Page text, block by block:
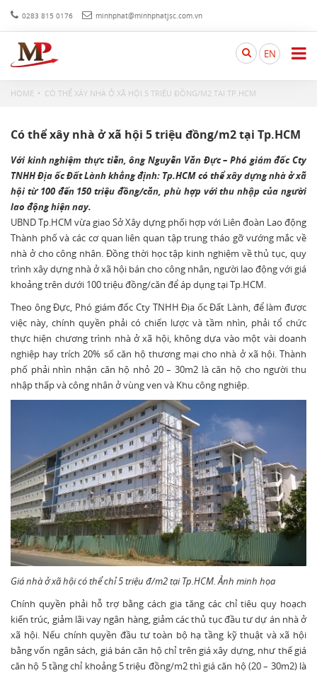
0283 815 0176 minhphat@minhphatjsc.com.vn
EN
Search
here...
HOME CÓ THỂ XÂY NHÀ Ở XÃ HỘI 5 TRIỆU ĐỒNG/M2 TẠI TP.HCM
Có thể xây nhà ở xã hội 5 triệu đồng/m2 tại Tp.HCM
Với kinh nghiệm thực tiễn, ông Nguyễn Văn Đực – Phó giám đốc Cty
TNHH Địa ốc Đất Lành khẳng định: Tp.HCM có thể xây dựng nhà ở xã
hội từ 100 đến 150 triệu đồng/căn, phù hợp với thu nhập của người
lao động hiện nay.
UBND Tp.HCM vừa giao Sở Xây dựng phối hợp với Liên đoàn Lao động
Thành phố và các cơ quan liên quan tập trung tháo gỡ vướng mắc về
nhà ở cho công nhân. Đồng thời học tập kinh nghiệm về thủ tục, quy
trình xây dựng nhà ở xã hội bán cho công nhân, người lao động với giá
khoảng trên dưới 100 triệu đồng/căn để áp dụng tại Tp.HCM.
Theo ông Đực, Phó giám đốc Cty TNHH Địa ốc Đất Lành, để làm được
việc này, chính quyền phải có chiến lược và tầm nhìn, phải tổ chức
thực hiện chương trình nhà ở xã hội, không dựa vào một vài doanh
nghiệp hay trích 20% số căn hộ thương mại cho nhà ở xã hội. Thành
phố phải nhìn nhận căn hộ nhỏ 20 – 30m2 là căn hộ cho người thu
nhập thấp và công nhân ở vùng ven và Khu công nghiệp.
Giá nhà ở xã hội có thể chỉ 5 triệu đ/m2 tại Tp.HCM. Ảnh minh họa
Chính quyền phải hỗ trợ bằng cách gia tăng các chỉ tiêu quy hoạch
kiến trúc, giảm lãi vay ngân hàng, giảm các thủ tục đầu tư dự án nhà ở
xã hội. Nếu chính quyền đầu tư toàn bộ hạ tầng kỹ thuật và xã hội
bằng vốn ngân sách, giá bán căn hộ chỉ trên giá xây dựng, như thế giá
căn hộ 5 tầng chỉ khoảng 5 triệu đồng/m2 thì giá căn hộ (20 – 30m2) là